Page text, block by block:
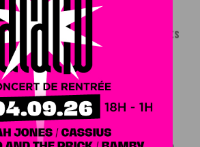
INFOS, SPORT
Le DFCO dévoile ses nouveaux maillots
pour la saison 2026-2027
6 AOÛT, 2026
Le club dijonnais a présenté ses nouveaux maillots
pour son retour en Ligue 2....
INFOS,SPORT